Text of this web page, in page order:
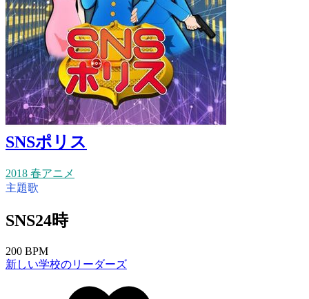
SNSポリス
2018 春アニメ
主題歌
SNS24時
200 BPM
新しい学校のリーダーズ